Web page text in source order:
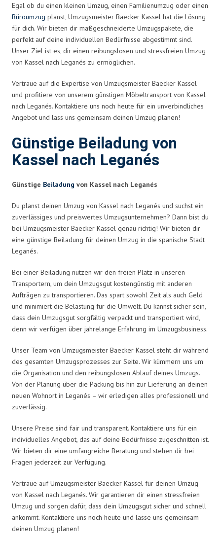
Egal ob du einen kleinen Umzug, einen Familienumzug oder einen
Büroumzug planst, Umzugsmeister Baecker Kassel hat die Lösung
für dich. Wir bieten dir maßgeschneiderte Umzugspakete, die
perfekt auf deine individuellen Bedürfnisse abgestimmt sind.
Unser Ziel ist es, dir einen reibungslosen und stressfreien Umzug
von Kassel nach Leganés zu ermöglichen.
Vertraue auf die Expertise von Umzugsmeister Baecker Kassel
und profitiere von unserem günstigen Möbeltransport von Kassel
nach Leganés. Kontaktiere uns noch heute für ein unverbindliches
Angebot und lass uns gemeinsam deinen Umzug planen!
Günstige Beiladung von
Kassel nach Leganés
Günstige Beiladung von Kassel nach Leganés
Du planst deinen Umzug von Kassel nach Leganés und suchst ein
zuverlässiges und preiswertes Umzugsunternehmen? Dann bist du
bei Umzugsmeister Baecker Kassel genau richtig! Wir bieten dir
eine günstige Beiladung für deinen Umzug in die spanische Stadt
Leganés.
Bei einer Beiladung nutzen wir den freien Platz in unseren
Transportern, um dein Umzugsgut kostengünstig mit anderen
Aufträgen zu transportieren. Das spart sowohl Zeit als auch Geld
und minimiert die Belastung für die Umwelt. Du kannst sicher sein,
dass dein Umzugsgut sorgfältig verpackt und transportiert wird,
denn wir verfügen über jahrelange Erfahrung im Umzugsbusiness.
Unser Team von Umzugsmeister Baecker Kassel steht dir während
des gesamten Umzugsprozesses zur Seite. Wir kümmern uns um
die Organisation und den reibungslosen Ablauf deines Umzugs.
Von der Planung über die Packung bis hin zur Lieferung an deinen
neuen Wohnort in Leganés – wir erledigen alles professionell und
zuverlässig.
Unsere Preise sind fair und transparent. Kontaktiere uns für ein
individuelles Angebot, das auf deine Bedürfnisse zugeschnitten ist.
Wir bieten dir eine umfangreiche Beratung und stehen dir bei
Fragen jederzeit zur Verfügung.
Vertraue auf Umzugsmeister Baecker Kassel für deinen Umzug
von Kassel nach Leganés. Wir garantieren dir einen stressfreien
Umzug und sorgen dafür, dass dein Umzugsgut sicher und schnell
ankommt. Kontaktiere uns noch heute und lasse uns gemeinsam
deinen Umzug planen!